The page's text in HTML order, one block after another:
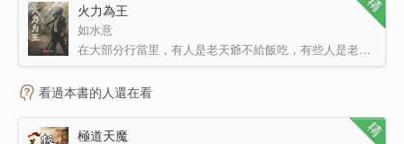
火力為王
如水意
在大部分行當里，有人是老天爺不給飯吃，有些人是老天爺賞飯吃，有些人，是老天爺追著喂飯吃。 在私人武…
看過本書的人還在看
極道天魔